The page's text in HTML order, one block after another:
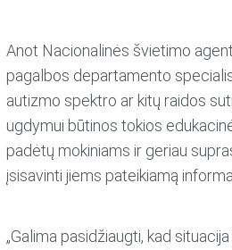
Anot Nacionalinės švietimo
pagalbos departamento
autizmo spektro ar kitų raidos
ugdymui būtinos tokios
padėtų mokiniams ir geriau
įsisavinti jiems pateikiamą
„Galima pasidžiaugti, kad